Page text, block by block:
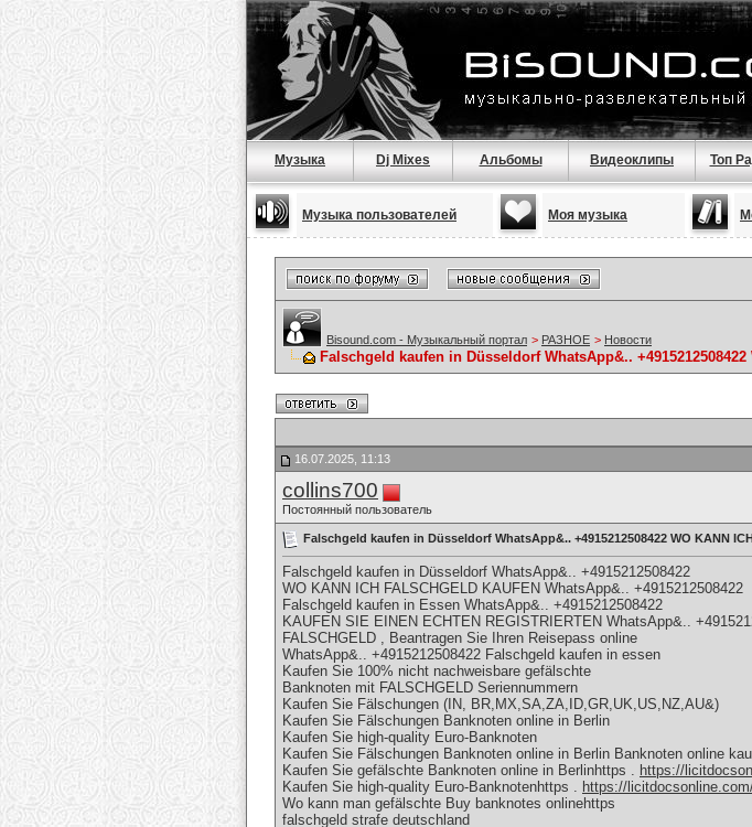
Музыка Dj Mixes Альбомы Видеоклипы Топ
Музыка пользователей Моя музыка
Bisound.com - Музыкальный портал > РАЗНОЕ > Новости
Falschgeld kaufen in Düsseldorf WhatsApp&.. +4915212508422
16.07.2025, 11:13
collins700
Постоянный пользователь
Falschgeld kaufen in Düsseldorf WhatsApp&.. +4915212508422 WO KANN
Falschgeld kaufen in Düsseldorf WhatsApp&.. +4915212508422
WO KANN ICH FALSCHGELD KAUFEN WhatsApp&.. +4915212508422
Falschgeld kaufen in Essen WhatsApp&.. +4915212508422
KAUFEN SIE EINEN ECHTEN REGISTRIERTEN WhatsApp&..
FALSCHGELD , Beantragen Sie Ihren Reisepass online
WhatsApp&.. +4915212508422 Falschgeld kaufen in essen
Kaufen Sie 100% nicht nachweisbare gefälschte
Banknoten mit FALSCHGELD Seriennummern
Kaufen Sie Fälschungen (IN, BR,MX,SA,ZA,ID,GR,UK,US,NZ,AU&)
Kaufen Sie Fälschungen Banknoten online in Berlin
Kaufen Sie high-quality Euro-Banknoten
Kaufen Sie Fälschungen Banknoten online in Berlin Banknoten online
Kaufen Sie gefälschte Banknoten online in Berlinhttps . https://
Kaufen Sie high-quality Euro-Banknotenhttps . https://
Wo kann man gefälschte Buy banknotes onlinehttps
falschgeld strafe deutschland